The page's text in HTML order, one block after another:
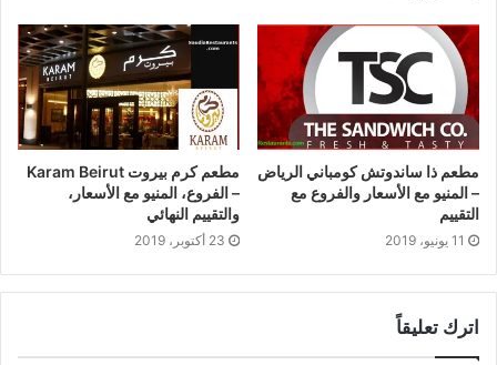
مطعم ذا ساندوتش كومباني الرياض
– المنيو مع الأسعار والفروع مع
التقييم
11 يونيو، 2019
مطعم كرم بيروت Karam Beirut
– الفروع، المنيو مع الأسعار،
والتقييم النهائي
23 أكتوبر، 2019
اترك تعليقاً